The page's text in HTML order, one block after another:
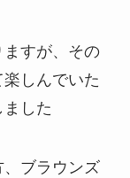
すが、その
しんでいた
した
ブラウンズ